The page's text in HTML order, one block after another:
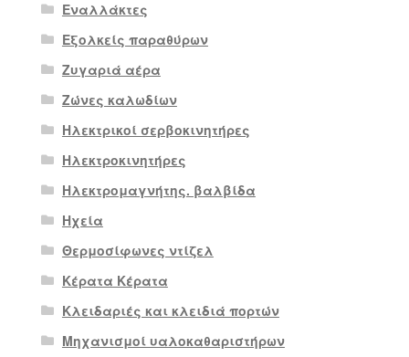
Εναλλάκτες
Εξολκείς παραθύρων
Ζυγαριά αέρα
Ζώνες καλωδίων
Ηλεκτρικοί σερβοκινητήρες
Ηλεκτροκινητήρες
Ηλεκτρομαγνήτης. βαλβίδα
Ηχεία
Θερμοσίφωνες ντίζελ
Κέρατα Κέρατα
Κλειδαριές και κλειδιά πορτών
Μηχανισμοί υαλοκαθαριστήρων